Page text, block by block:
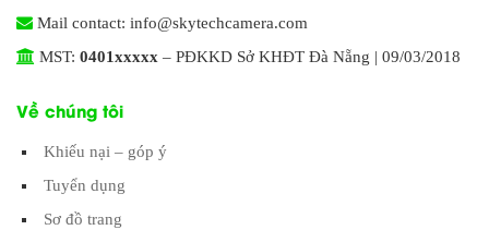
Mail contact: info@skytechcamera.com
MST: 0401xxxxx – PĐKKD Sở KHĐT Đà Nẵng | 09/03/2018
Về chúng tôi
Khiếu nại – góp ý
Tuyển dụng
Sơ đồ trang